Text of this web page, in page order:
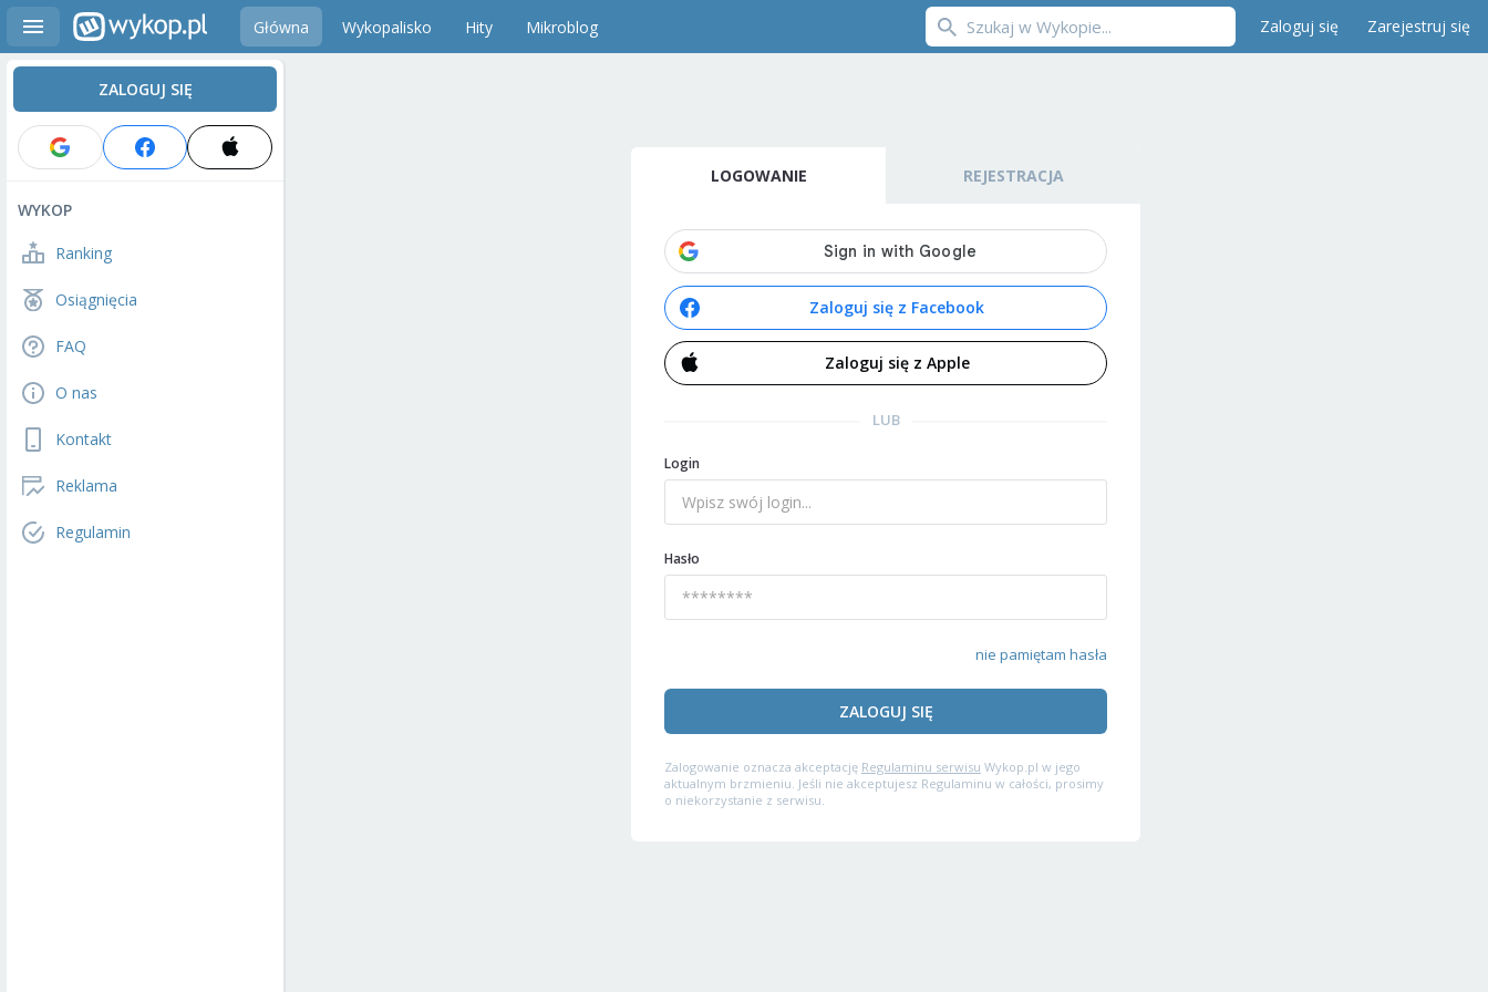
Główna Wykopalisko Hity Mikroblog Zaloguj się Zarejestruj się
ZALOGUJ SIĘ
WYKOP
Ranking
Osiągnięcia
FAQ
O nas
Kontakt
Reklama
Regulamin
LOGOWANIE REJESTRACJA
Zaloguj się z Facebook
Zaloguj się z Apple
LUB
Login
Hasło
nie pamiętam hasła
ZALOGUJ SIĘ
Zalogowanie oznacza akceptację Regulaminu serwisu Wykop.pl w jego
aktualnym brzmieniu. Jeśli nie akceptujesz Regulaminu w całości, prosimy
o niekorzystanie z serwisu.